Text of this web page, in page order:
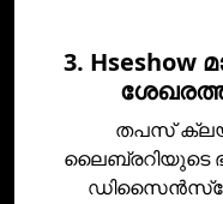
3.
തപസ്‌
ലൈബ്രറിയുടെ